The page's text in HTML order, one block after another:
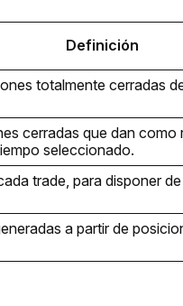
Definición
totalmente cerradas
cerradas que dan como
seleccionado.
trade, para disponer
a partir de